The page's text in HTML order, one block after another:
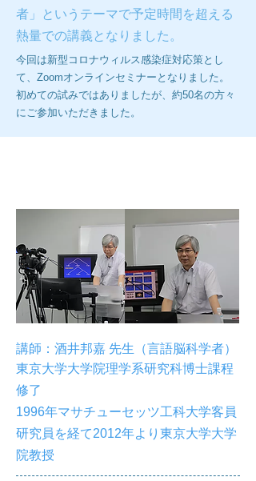
者」というテーマで予定時間を超える
熱量での講義となりました。
今回は新型コロナウィルス感染症対応策とし
て、Zoomオンラインセミナーとなりました。
初めての試みではありましたが、約50名の方々
にご参加いただきました。
講師： 酒井邦嘉 先生 （言語脳科学者）
東京大学大学院理学系研究科博士課程
修了
1996年マサチューセッツ工科大学客員
研究員を経て2012年より東京大学大学
院教授